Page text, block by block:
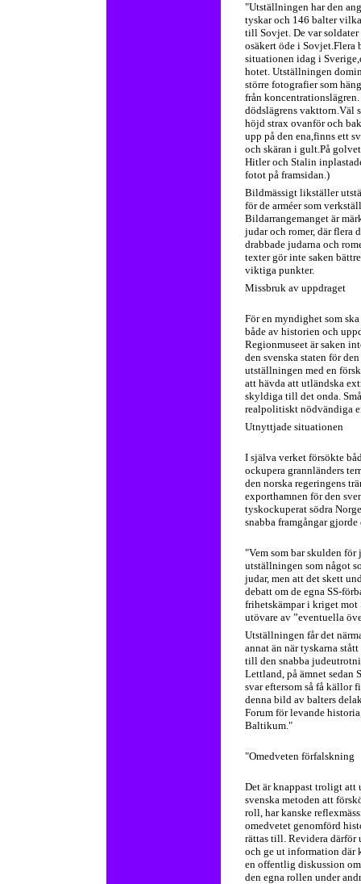
"Utställningen har den
tyskar och 146 balter
till Sovjet. De var
osäkert öde i
situationen idag i
hotet. Utställningen
större fotografier som
från
dödslägrens vakttorn.Väl
höjd strax ovanför och
upp på den ena,finns ett
och skäran i gult.På
Hitler och Stalin
fotot på framsidan.)
Bildmässigt likställer
för de arméer som
Bildarrangemanget är
judar och romer, där flera
drabbade judarna och
texter gör inte saken
viktiga punkter.
Missbruk av uppdraget
För en myndighet som
både av historien och
Regionmuseet är saken
den svenska staten för
utställningen med en
att hävda att utländska
skyldiga till det onda.
realpolitiskt nödvändiga
Utnyttjade situationen
I själva verket försökte
ockupera grannländers
den norska regeringens
exporthamnen för den
tyskockuperat södra
snabba framgångar
"Vem som bar skulden
utställningen som något
judar, men att det skett
debatt om de egna SS-
frihetskämpar i kriget mot
utövare av ”eventuella
Utställningen får det
annat än när tyskarna
till den snabba
Lettland, på ämnet sedan
svar eftersom så få källor
denna bild av balters
Forum för levande
Baltikum."
"Omedveten förfalskning
Det är knappast troligt att
svenska metoden att
roll, har kanske
omedvetet genomförd
rättas till. Revidera
och ge ut information där
en offentlig diskussion
den egna rollen under